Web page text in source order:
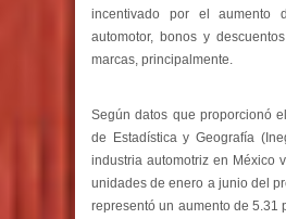
incentivado por el aumento
automotor, bonos y
marcas, principalmente.
Según datos que proporcionó
de Estadística y Geografía
industria automotriz en México
unidades de enero a junio del
representó un aumento de 5.31